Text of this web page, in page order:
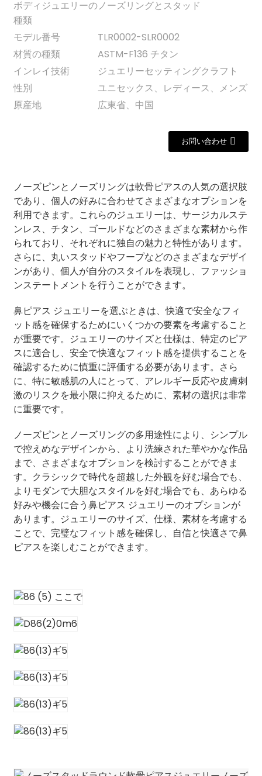
ボディジュエリーの
種類
ノーズリングとスタッド
モデル番号
TLR0002-SLR0002
材質の種類
ASTM-F136 チタン
インレイ技術
ジュエリーセッティングクラフト
性別
ユニセックス、レディース、メンズ
原産地
広東省、中国
お問い合わせ
ノーズピンとノーズリングは軟骨ピアスの人気の選択肢
であり、個人の好みに合わせてさまざまなオプションを
利用できます。これらのジュエリーは、サージカルステ
ンレス、チタン、ゴールドなどのさまざまな素材から作
られており、それぞれに独自の魅力と特性があります。
さらに、丸いスタッドやフープなどのさまざまなデザイ
ンがあり、個人が自分のスタイルを表現し、ファッショ
ンステートメントを行うことができます。
鼻ピアス ジュエリーを選ぶときは、快適で安全なフィ
ット感を確保するためにいくつかの要素を考慮すること
が重要です。ジュエリーのサイズと仕様は、特定のピア
スに適合し、安全で快適なフィット感を提供することを
確認するために慎重に評価する必要があります。さら
に、特に敏感肌の人にとって、アレルギー反応や皮膚刺
激のリスクを最小限に抑えるために、素材の選択は非常
に重要です。
ノーズピンとノーズリングの多用途性により、シンプル
で控えめなデザインから、より洗練された華やかな作品
まで、さまざまなオプションを検討することができま
す。クラシックで時代を超越した外観を好む場合でも、
よりモダンで大胆なスタイルを好む場合でも、あらゆる
好みや機会に合う鼻ピアス ジュエリーのオプションが
あります。ジュエリーのサイズ、仕様、素材を考慮する
ことで、完璧なフィット感を確保し、自信と快適さで鼻
ピアスを楽しむことができます。